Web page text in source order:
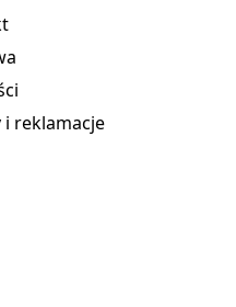
reklamacje